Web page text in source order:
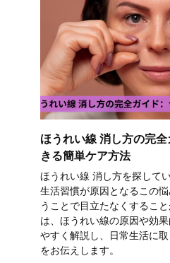
ほうれい線 消し方の完
きる簡単ケア方法
ほうれい線 消し方を探して
生活習慣が原因となるこの
うことで目立たなくするこ
は、ほうれい線の原因や効
やすく解説し、日常生活に
をお伝えします。